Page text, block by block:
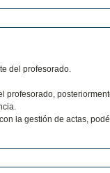
del profesorado.
profesorado,
la gestión de actas,